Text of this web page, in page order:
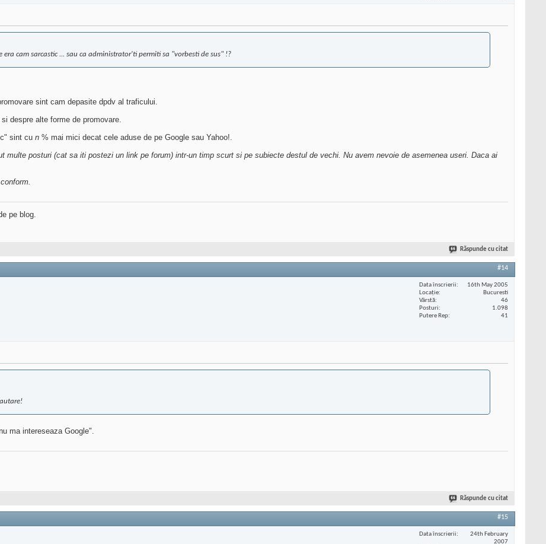
cam sarcastic ... sau ca administrator'ti permiti sa "vorbesti de sus" !?
sint cam depasite dpdv al traficului.
despre alte forme de promovare.
sint cu n % mai mici decat cele aduse de pe Google sau Yahoo!.
posturi (cat sa iti postezi un link pe forum) intr-un timp scurt si pe subiecte destul de vechi. Nu avem nevoie de asemenea useri. Daca ai
pe blog.
Răspunde cu citat
#14
Data înscrierii
16th May 2005
Locaţie
Bucuresti
Vârstă
46
Posturi
1.098
Putere Rep
41
ma intereseaza Google".
Răspunde cu citat
#15
Data înscrierii
24th February
2007